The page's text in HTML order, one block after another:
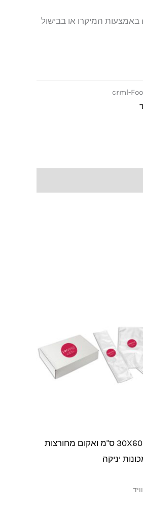
המיקרו או בבישול
crml-
100 שקיות 30X60 ס"מ ואקום מחורצות
יניקה